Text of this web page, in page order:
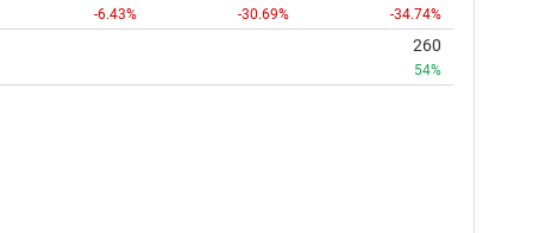
-6.43% -30.69% -34.74%
260
54%